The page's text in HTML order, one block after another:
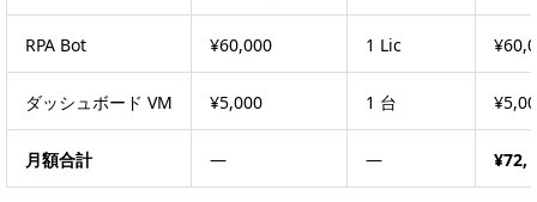
RPA Bot ¥60,000 1 Lic
ダッシュボード VM ¥5,000 1 台
月額合計 — — ¥72,